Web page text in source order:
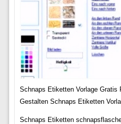
Schnaps Etiketten Vorlage Gratis
Gestalten Schnaps Etiketten
Schnaps Etiketten